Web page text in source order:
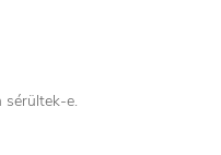
sérültek-e.